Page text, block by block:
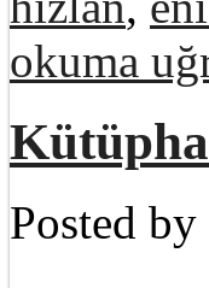
okuma
Posted by